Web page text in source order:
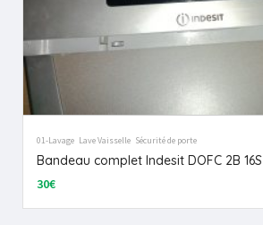
01-Lavage Lave Vaisselle Sécurité de porte
Bandeau complet Indesit DOFC 2B 16S
30€